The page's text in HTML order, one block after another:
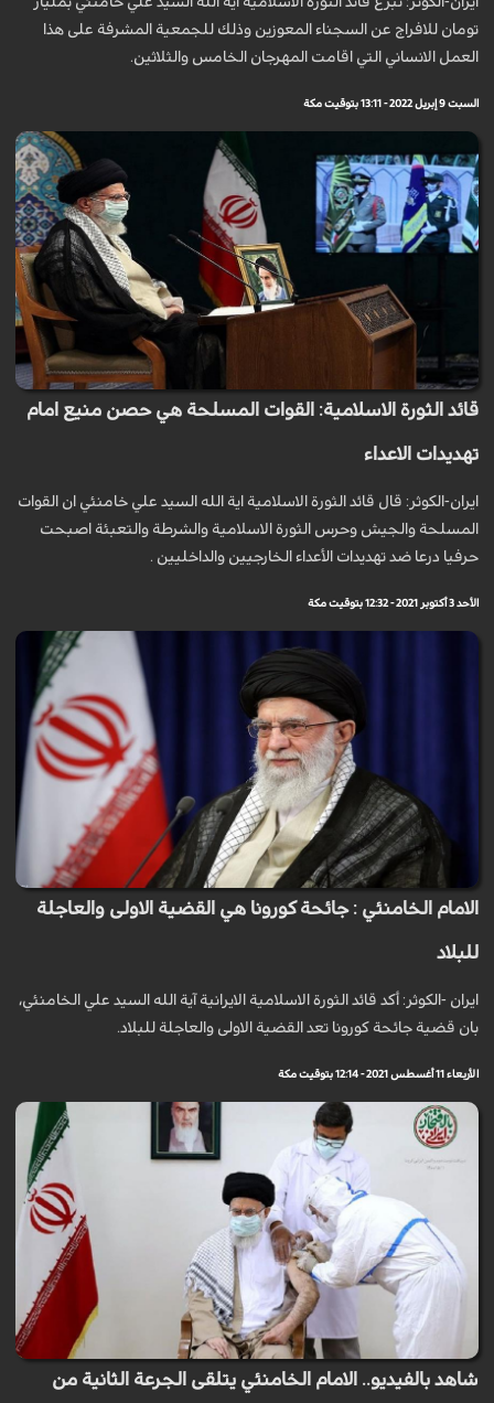
تومان للافراج عن السجناء المعوزين وذلك للجمعية المشرفة على هذا
العمل الانساني التي اقامت المهرجان الخامس والثلاثين.
السبت 9 إبريل 2022 - 13:11 بتوقيت مكة
قائد الثورة الاسلامية: القوات المسلحة هي حصن منيع امام
تهديدات الاعداء
ايران-الكوثر: قال قائد الثورة الاسلامية اية الله السيد علي خامنئي ان القوات
المسلحة والجيش وحرس الثورة الاسلامية والشرطة والتعبئة اصبحت
حرفيا درعا ضد تهديدات الأعداء الخارجيين والداخليين .
الأحد 3 أكتوبر 2021 - 12:32 بتوقيت مكة
الامام الخامنئي : جائحة كورونا هي القضية الاولى والعاجلة
للبلاد
ايران -الكوثر: أكد قائد الثورة الاسلامية الايرانية آية الله السيد علي الخامنئي،
بان قضية جائحة كورونا تعد القضية الاولى والعاجلة للبلاد.
الأربعاء 11 أغسطس 2021 - 12:14 بتوقيت مكة
شاهد بالفيديو.. الامام الخامنئي يتلقى الجرعة الثانية من